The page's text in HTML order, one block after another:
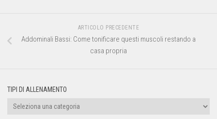
ARTICOLO PRECEDENTE
Addominali Bassi: Come tonificare questi muscoli restando a
casa propria
TIPI DI ALLENAMENTO
Tipi